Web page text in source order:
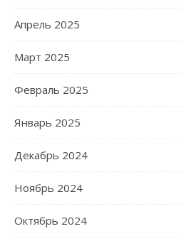
Апрель 2025
Март 2025
Февраль 2025
Январь 2025
Декабрь 2024
Ноябрь 2024
Октябрь 2024